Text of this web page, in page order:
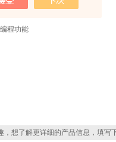
程功能
，想了解更详细的产品信息，填写